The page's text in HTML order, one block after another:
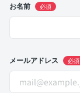
お名前 必須
メールアドレス 必須